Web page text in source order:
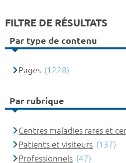
FILTRE DE RÉSULTATS
Par type de contenu
Pages (1228)
Par rubrique
Centres maladies rares et
Patients et visiteurs (137)
Professionnels (47)